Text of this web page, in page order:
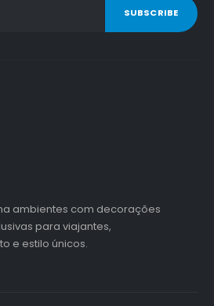
ambientes com decorações
para viajantes,
e estilo únicos.